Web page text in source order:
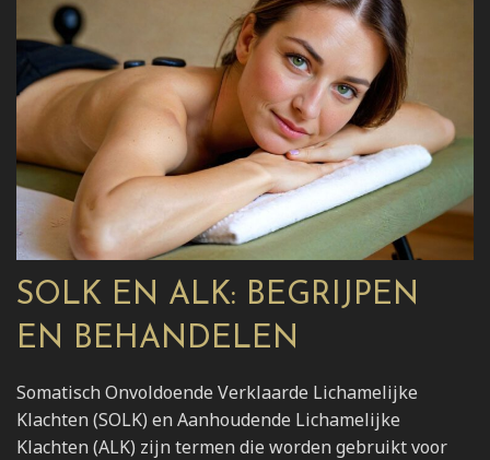
SOLK EN ALK: BEGRIJPEN
EN BEHANDELEN
Somatisch Onvoldoende Verklaarde Lichamelijke
Klachten (SOLK) en Aanhoudende Lichamelijke
Klachten (ALK) zijn termen die worden gebruikt voor